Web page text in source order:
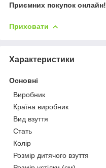
Приємних покупок онлайн!
Приховати
Характеристики
Основні
Виробник
Країна виробник
Вид взуття
Стать
Колір
Розмір дитячого взуття